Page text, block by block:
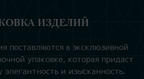
ИЗДЕЛИЙ
поставляются в эксклюзивной
упаковке, которая придаст
и изысканность.